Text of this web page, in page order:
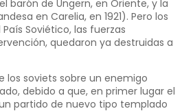
barón de Ungern, en Oriente, y la
en Carelia, en 1921). Pero los
Soviético, las fuerzas
quedaron ya destruidas a
los soviets sobre un enemigo
debido a que, en primer lugar el
partido de nuevo tipo templado